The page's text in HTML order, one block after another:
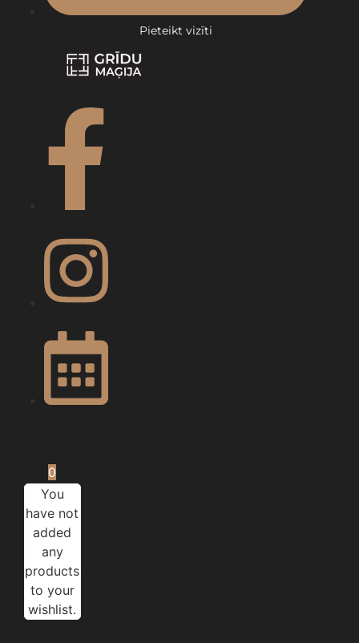
Pieteikt vizīti
0
You
have not
added
any
products
to your
wishlist.